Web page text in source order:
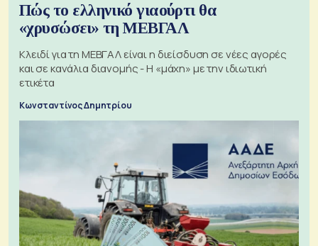
Πώς το ελληνικό γιαούρτι θα
«χρυσώσει» τη ΜΕΒΓΑΛ
Κλειδί για τη ΜΕΒΓΑΛ είναι η διείσδυση σε νέες αγορές
και σε κανάλια διανομής - Η «μάχη» με την ιδιωτική
ετικέτα
Κωνσταντίνος Δημητρίου